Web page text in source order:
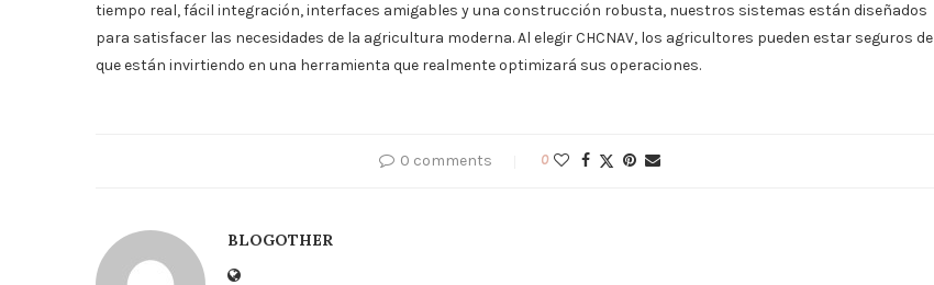
tiempo real, fácil integración, interfaces amigables y una construcción robusta, nuestros sistemas están diseñados
para satisfacer las necesidades de la agricultura moderna. Al elegir CHCNAV, los agricultores pueden estar seguros de
que están invirtiendo en una herramienta que realmente optimizará sus operaciones.
0 comments 0
BLOGOTHER